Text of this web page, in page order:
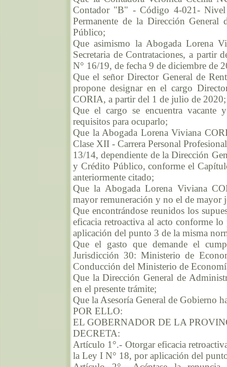
Contador "B" - Código 4-021- Nivel
Permanente de la Dirección
Público;
Que asimismo la Abogada Lorena
Secretaria de Contrataciones, a partir
N° 16/19, de fecha 9 de diciembre de
Que el señor Director General de
propone designar en el cargo
CORIA, a partir del 1 de julio de 2020;
Que el cargo se encuentra
requisitos para ocuparlo;
Que la Abogada Lorena Viviana
Clase XII - Carrera Personal
13/14, dependiente de la Dirección
y Crédito Público, conforme el
anteriormente citado;
Que la Abogada Lorena Viviana
mayor remuneración y no el de mayor
Que encontrándose reunidos los
eficacia retroactiva al acto conforme
aplicación del punto 3 de la misma
Que el gasto que demande el
Jurisdicción 30: Ministerio de
Conducción del Ministerio de
Que la Dirección General de
en el presente trámite;
Que la Asesoría General de Gobierno
POR ELLO:
EL GOBERNADOR DE LA
DECRETA:
Artículo 1°.- Otorgar eficacia
la Ley I N° 18, por aplicación del